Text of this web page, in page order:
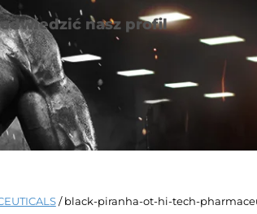
/ black-piranha-ot-hi-tech-
nasz profil